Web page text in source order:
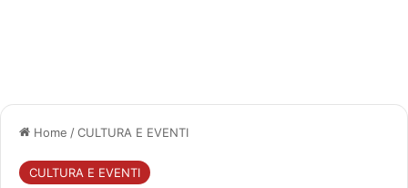
Home /CULTURA E EVENTI
CULTURA E EVENTI